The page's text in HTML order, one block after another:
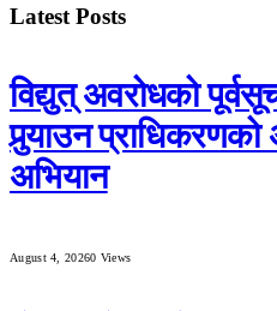
Latest Posts
विद्युत् अवरोधको
पुर्‍याउन
अभियान
August 4, 20260 Views